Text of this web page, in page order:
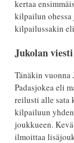
kertaa
kilpailun ohessa
kilpailussakin
Jukolan
Tänäkin
Padasjokea eli
reilusti alle sata
kilpailuun
joukkueen.
ilmoittaa